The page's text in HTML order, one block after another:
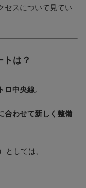
セスについて見てい
トは？
ロ中央線。
合わせて新しく整備
としては、